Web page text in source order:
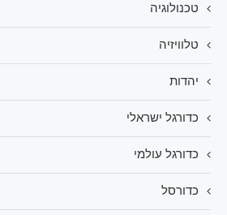
טכנולוגיה
טלוויזיה
יהדות
כדורגל ישראלי
כדורגל עולמי
כדורסל